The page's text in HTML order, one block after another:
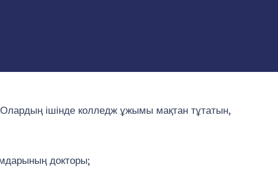
ішінде колледж ұжымы мақтан тұтатын,
докторы;